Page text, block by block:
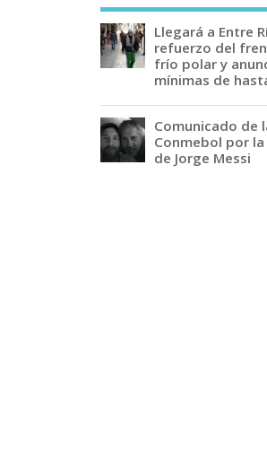
Llegará a Entre
refuerzo del
frío polar y
mínimas de
Comunicado de
Conmebol por
de Jorge Messi